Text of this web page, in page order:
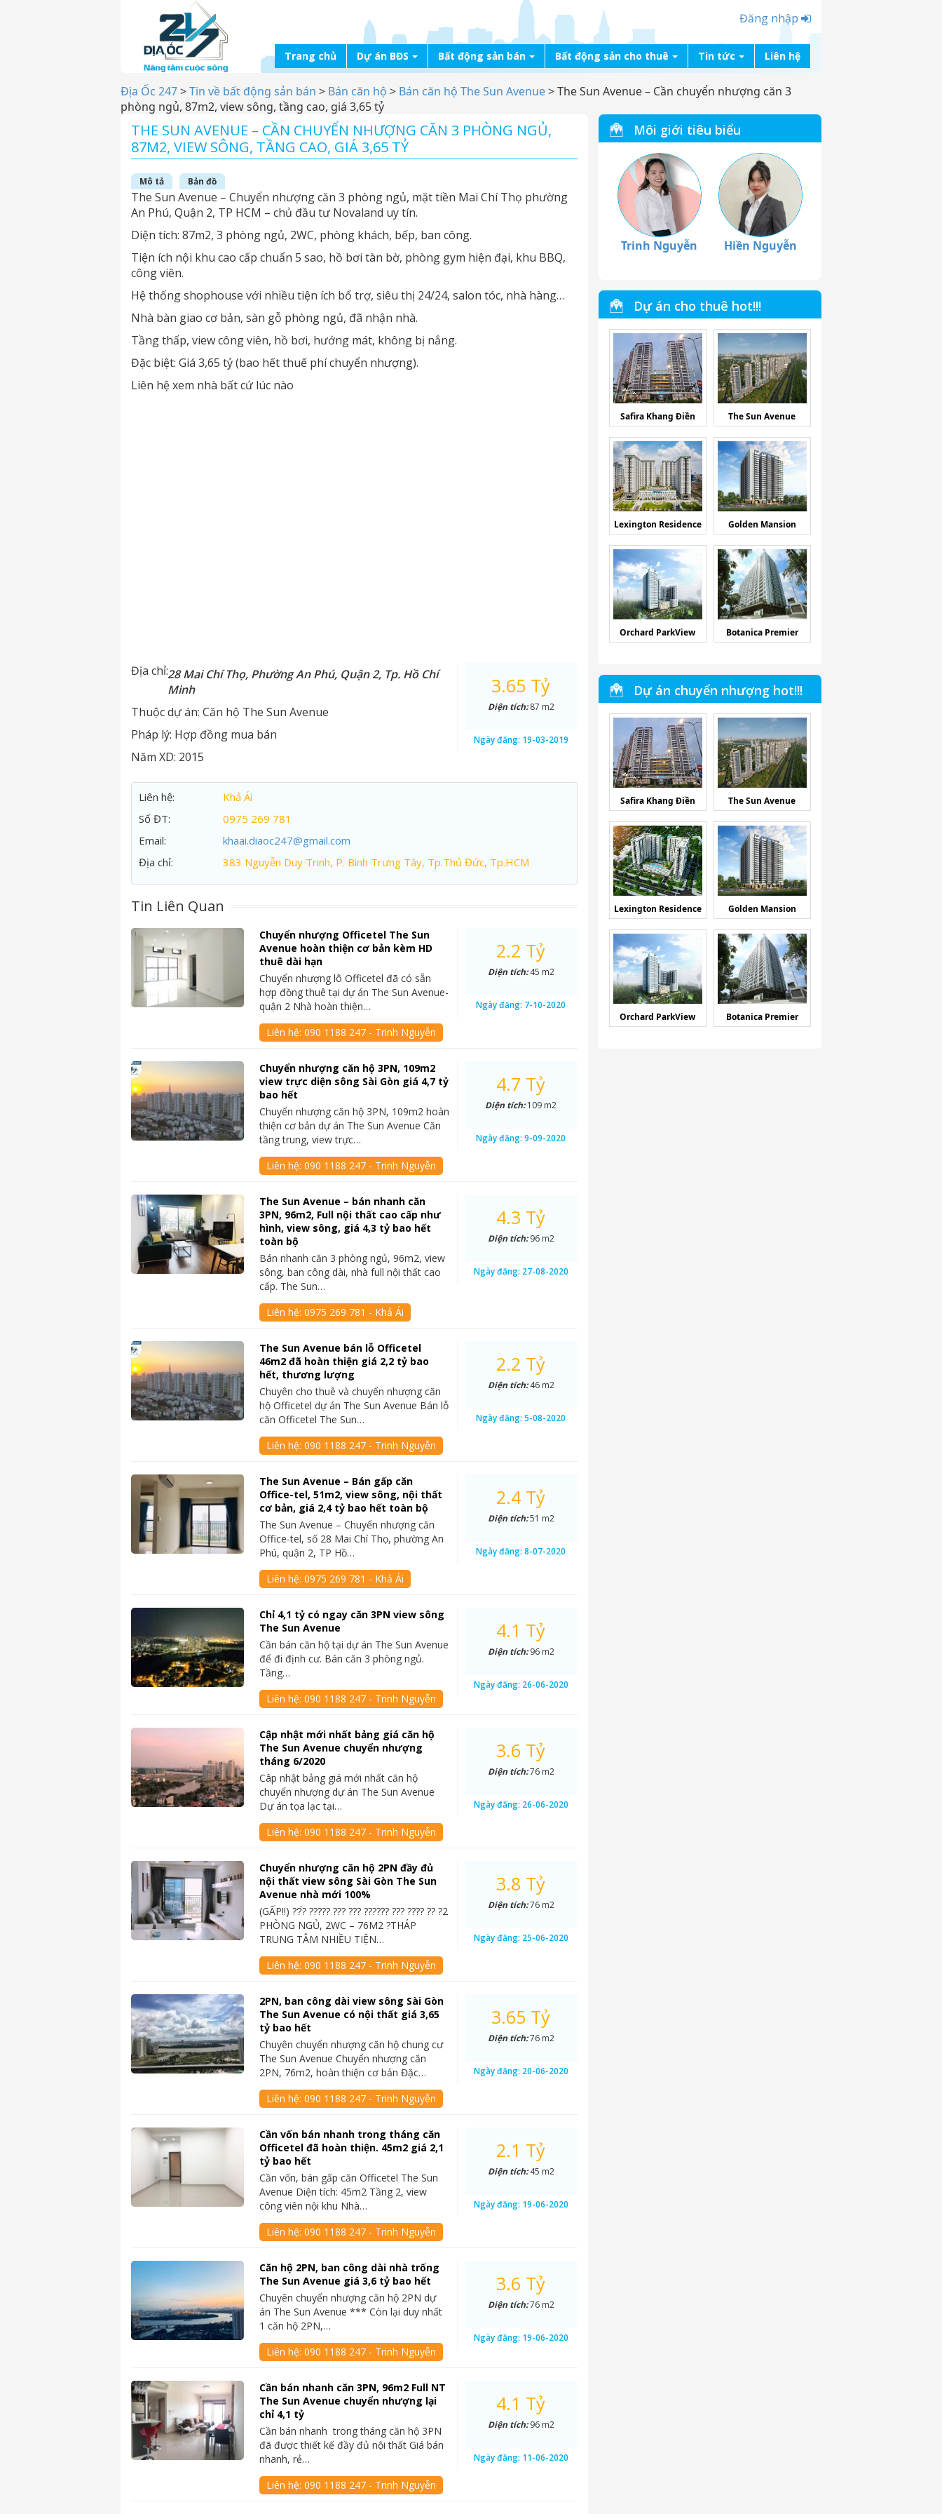
Đăng nhập
Trang chủ Dự án BĐS Bất động sản bán Bất động sản cho thuê Tin tức Liên hệ
Địa Ốc 247>Tin về bất động sản bán > Bán căn hộ > Bán căn hộ The Sun Avenue>The Sun Avenue – Cần chuyển nhượng căn 3
phòng ngủ, 87m2, view sông, tầng cao, giá 3,65 tỷ
THE SUN AVENUE – CẦN CHUYỂN NHƯỢNG CĂN 3 PHÒNG NGỦ,
87M2, VIEW SÔNG, TẦNG CAO, GIÁ 3,65 TỶ
Mô tả Bản đồ
The Sun Avenue – Chuyển nhượng căn 3 phòng ngủ, mặt tiền Mai Chí Thọ phường
An Phú, Quận 2, TP HCM – chủ đầu tư Novaland uy tín.
Diện tích: 87m2, 3 phòng ngủ, 2WC, phòng khách, bếp, ban công.
Tiện ích nội khu cao cấp chuẩn 5 sao, hồ bơi tàn bờ, phòng gym hiện đại, khu BBQ,
công viên.
Hệ thống shophouse với nhiều tiện ích bổ trợ, siêu thị 24/24, salon tóc, nhà hàng…
Nhà bàn giao cơ bản, sàn gỗ phòng ngủ, đã nhận nhà.
Tầng thấp, view công viên, hồ bơi, hướng mát, không bị nắng.
Đặc biệt: Giá 3,65 tỷ (bao hết thuế phí chuyển nhượng).
Liên hệ xem nhà bất cứ lúc nào
Địa chỉ:28 Mai Chí Thọ, Phường An Phú, Quận 2, Tp. Hồ Chí
Minh
Thuộc dự án: Căn hộ The Sun Avenue
Pháp lý: Hợp đồng mua bán
Năm XD: 2015
3.65 Tỷ
Diện tích:87 m2
Ngày đăng: 19-03-2019
Liên hệ:
Khả Ái
Số ĐT:
0975 269 781
Email:
khaai.diaoc247@gmail.com
Địa chỉ:
383 Nguyễn Duy Trinh, P. Bình Trưng Tây, Tp.Thủ Đức, Tp.HCM
Tin Liên Quan
Chuyển nhượng Officetel The Sun
Avenue hoàn thiện cơ bản kèm HD
thuê dài hạn
Chuyển nhượng lô Officetel đã có sẵn
hợp đồng thuê tại dự án The Sun Avenue-
quận 2 Nhà hoàn thiện…
Liên hệ:090 1188 247 - Trinh Nguyễn
2.2 Tỷ
Diện tích:45 m2
Ngày đăng: 7-10-2020
Chuyển nhượng căn hộ 3PN, 109m2
view trực diện sông Sài Gòn giá 4,7 tỷ
bao hết
Chuyển nhượng căn hộ 3PN, 109m2 hoàn
thiện cơ bản dự án The Sun Avenue Căn
tầng trung, view trực…
Liên hệ:090 1188 247 - Trinh Nguyễn
4.7 Tỷ
Diện tích:109 m2
Ngày đăng:9-09-2020
The Sun Avenue – bán nhanh căn
3PN, 96m2, Full nội thất cao cấp như
hình, view sông, giá 4,3 tỷ bao hết
toàn bộ
Bán nhanh căn 3 phòng ngủ, 96m2, view
sông, ban công dài, nhà full nội thất cao
cấp. The Sun…
Liên hệ:0975 269 781 - Khả Ái
4.3 Tỷ
Diện tích:96 m2
Ngày đăng: 27-08-2020
The Sun Avenue bán lỗ Officetel
46m2 đã hoàn thiện giá 2,2 tỷ bao
hết, thương lượng
Chuyên cho thuê và chuyển nhượng căn
hộ Officetel dự án The Sun Avenue Bán lỗ
căn Officetel The Sun…
Liên hệ:090 1188 247 - Trinh Nguyễn
2.2 Tỷ
Diện tích:46 m2
Ngày đăng:5-08-2020
The Sun Avenue – Bán gấp căn
Office-tel, 51m2, view sông, nội thất
cơ bản, giá 2,4 tỷ bao hết toàn bộ
The Sun Avenue – Chuyển nhượng căn
Office-tel, số 28 Mai Chí Thọ, phường An
Phú, quận 2, TP Hồ…
Liên hệ:0975 269 781 - Khả Ái
2.4 Tỷ
Diện tích:51 m2
Ngày đăng:8-07-2020
Chỉ 4,1 tỷ có ngay căn 3PN view sông
The Sun Avenue
Cần bán căn hộ tại dự án The Sun Avenue
để đi định cư. Bán căn 3 phòng ngủ.
Tầng…
Liên hệ:090 1188 247 - Trinh Nguyễn
4.1 Tỷ
Diện tích:96 m2
Ngày đăng: 26-06-2020
Cập nhật mới nhất bảng giá căn hộ
The Sun Avenue chuyển nhượng
tháng 6/2020
Câp nhật bảng giá mới nhất căn hộ
chuyển nhượng dự án The Sun Avenue
Dự án tọa lạc tại…
Liên hệ:090 1188 247 - Trinh Nguyễn
3.6 Tỷ
Diện tích:76 m2
Ngày đăng: 26-06-2020
Chuyển nhượng căn hộ 2PN đầy đủ
nội thất view sông Sài Gòn The Sun
Avenue nhà mới 100%
(GẤP‼️) ??́? ????? ??? ??? ?????? ??? ???? ?? ?2
PHÒNG NGỦ, 2WC – 76M2 ?THÁP
TRUNG TÂM NHIỀU TIỆN…
Liên hệ:090 1188 247 - Trinh Nguyễn
3.8 Tỷ
Diện tích:76 m2
Ngày đăng: 25-06-2020
2PN, ban công dài view sông Sài Gòn
The Sun Avenue có nội thất giá 3,65
tỷ bao hết
Chuyên chuyển nhượng căn hộ chung cư
The Sun Avenue Chuyển nhượng căn
2PN, 76m2, hoàn thiện cơ bản Đặc…
Liên hệ:090 1188 247 - Trinh Nguyễn
3.65 Tỷ
Diện tích:76 m2
Ngày đăng: 20-06-2020
Cần vốn bán nhanh trong tháng căn
Officetel đã hoàn thiện. 45m2 giá 2,1
tỷ bao hết
Cần vốn, bán gấp căn Officetel The Sun
Avenue Diện tích: 45m2 Tầng 2, view
công viên nội khu Nhà…
Liên hệ:090 1188 247 - Trinh Nguyễn
2.1 Tỷ
Diện tích:45 m2
Ngày đăng: 19-06-2020
Căn hộ 2PN, ban công dài nhà trống
The Sun Avenue giá 3,6 tỷ bao hết
Chuyên chuyển nhượng căn hộ 2PN dự
án The Sun Avenue *** Còn lại duy nhất
1 căn hộ 2PN,…
Liên hệ:090 1188 247 - Trinh Nguyễn
3.6 Tỷ
Diện tích:76 m2
Ngày đăng: 19-06-2020
Cần bán nhanh căn 3PN, 96m2 Full NT
The Sun Avenue chuyển nhượng lại
chỉ 4,1 tỷ
Cần bán nhanh trong tháng căn hộ 3PN
đã được thiết kế đầy đủ nội thất Giá bán
nhanh, rẻ…
Liên hệ:090 1188 247 - Trinh Nguyễn
4.1 Tỷ
Diện tích:96 m2
Ngày đăng: 11-06-2020
Môi giới tiêu biểu
Trinh Nguyễn Hiền Nguyễn
Dự án cho thuê hot!!!
Safira Khang Điền The Sun Avenue
Lexington Residence Golden Mansion
Orchard ParkView Botanica Premier
Dự án chuyển nhượng hot!!!
Safira Khang Điền The Sun Avenue
Lexington Residence Golden Mansion
Orchard ParkView Botanica Premier